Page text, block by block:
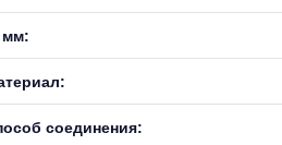
мм:
соединения: